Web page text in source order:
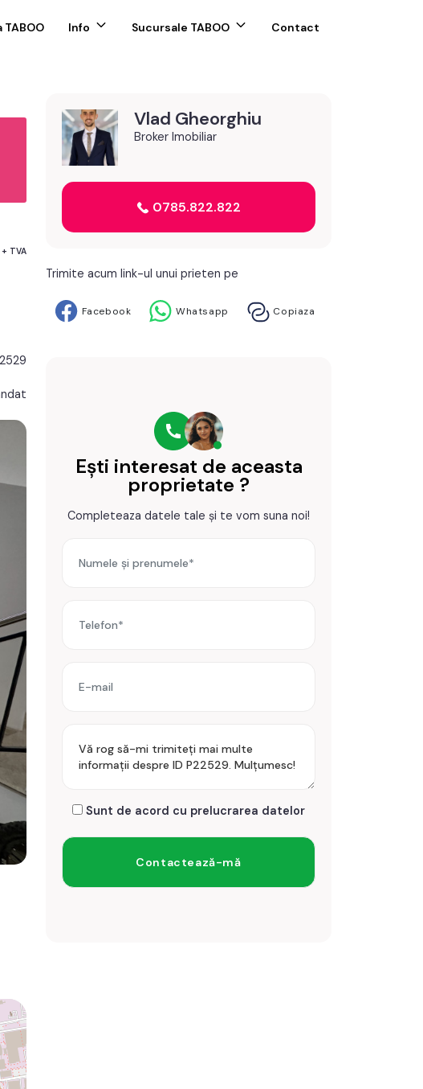
TABOO Info Sucursale TABOO Contact
+ TVA
Vlad Gheorghiu
Broker Imobiliar
0785.822.822
Trimite acum link-ul unui prieten pe
Facebook Whatsapp Copiaza
Ești interesat de aceasta
proprietate ?
Completeaza datele tale și te vom suna noi!
Sunt de acord cu prelucrarea datelor